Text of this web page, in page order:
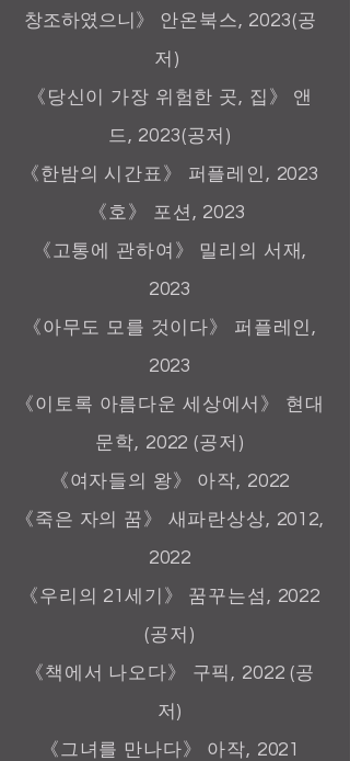
창조하였으니 》 안온북스, 2023(공
저)
《당신이 가장 위험한 곳, 집》 앤
드, 2023(공저)
《한밤의 시간표》 퍼플레인, 2023
《호》 포션, 2023
《고통에 관하여》 밀리의 서재,
2023
《아무도 모를 것이다》 퍼플레인,
2023
《이토록 아름다운 세상에서》 현대
문학, 2022 (공저)
《여자들의 왕》 아작, 2022
《죽은 자의 꿈》 새파란상상, 2012,
2022
《우리의 21세기》 꿈꾸는섬, 2022
(공저)
《책에서 나오다》 구픽, 2022 (공
저)
《그녀를 만나다》 아작, 2021